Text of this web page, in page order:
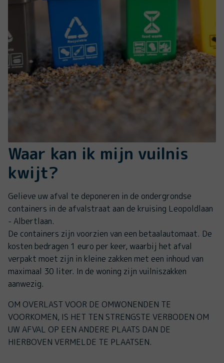
Waar kan ik mijn vuilnis
kwijt?
Gelieve uw afval te deponeren in de ondergrondse
containers in de afvalstraat aan de kruising Leopoldlaan
- Albertlaan.
De containers zijn voorzien van een betaalautomaat. De
kosten bedragen 1 euro per keer, waarbij het afval
verpakt moet zijn in kleine zakken met een inhoud van
maximaal 30 liter. In de woning zijn vuilniszakken
aanwezig.
OM OVERLAST VOOR DE OMWONENDEN TE
VOORKOMEN, IS HET TEN STRENGSTE VERBODEN OM
UW AFVAL OP EEN ANDERE PLAATS DAN DE
HIERBOVEN VERMELDE TE PLAATSEN.